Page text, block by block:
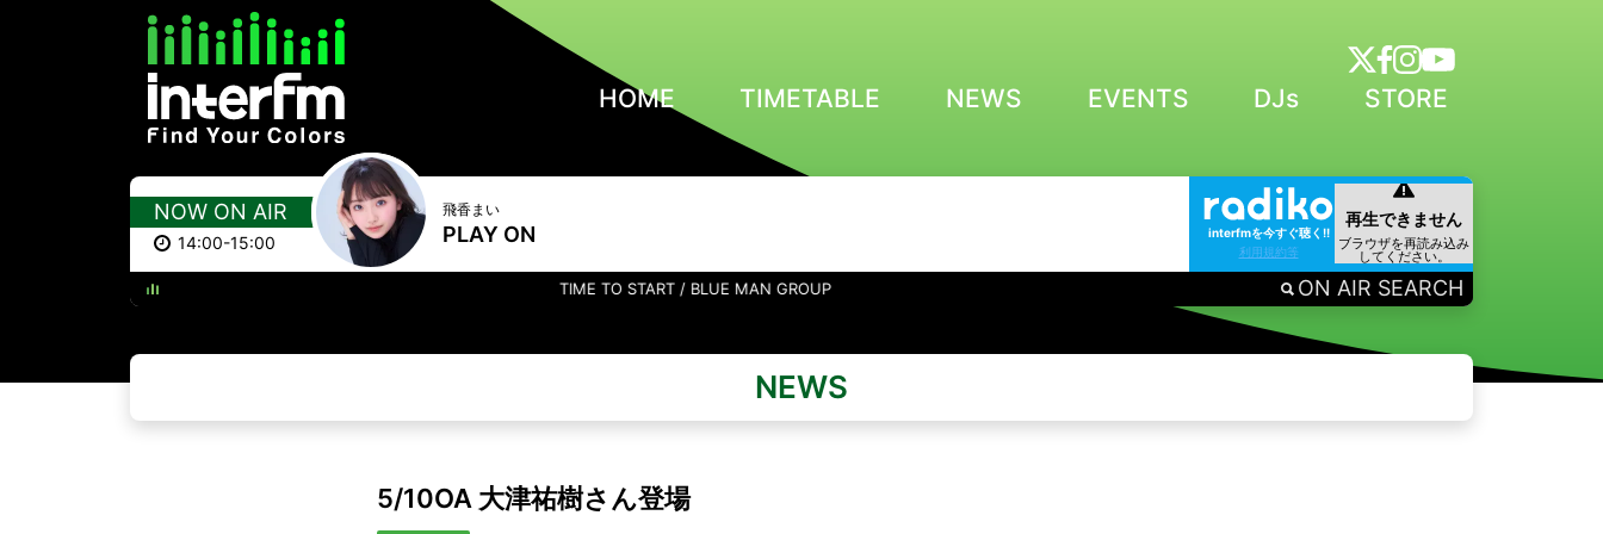
HOME TIMETABLE NEWS EVENTS DJs STORE
NOW ON AIR
14:00-15:00
飛香まい
PLAY ON
interfmを今すぐ聴く!!
利用規約等
TIME TO START / BLUE MAN GROUP ON AIR SEARCH
NEWS
5/10OA 大津祐樹さん登場